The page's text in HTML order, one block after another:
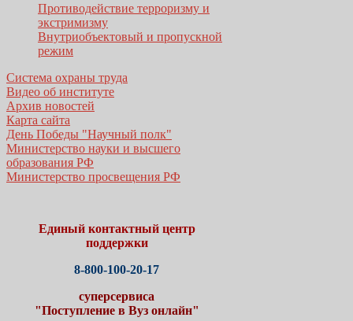
Противодействие терроризму и
экстримизму
Внутриобъектовый и пропускной
режим
Система охраны труда
Видео об институте
Архив новостей
Карта сайта
День Победы "Научный полк"
Министерство науки и высшего
образования РФ
Министерство просвещения РФ
Единый контактный центр
поддержки
8-800-100-20-17
суперсервиса
"Поступление в Вуз онлайн"